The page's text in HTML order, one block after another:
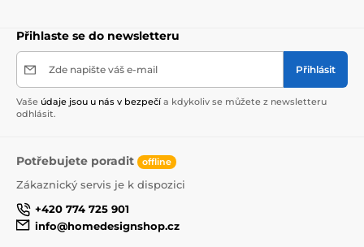
Přihlaste se do newsletteru
Zde napište váš e-mail Přihlásit
Vaše údaje jsou u nás v bezpečí a kdykoliv se můžete z newsletteru
odhlásit.
Potřebujete poradit offline
Zákaznický servis je k dispozici
+420 774 725 901
info@homedesignshop.cz